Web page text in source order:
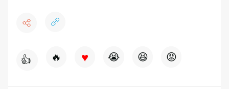
👍 🔥 ♥ 😭 😆 😡